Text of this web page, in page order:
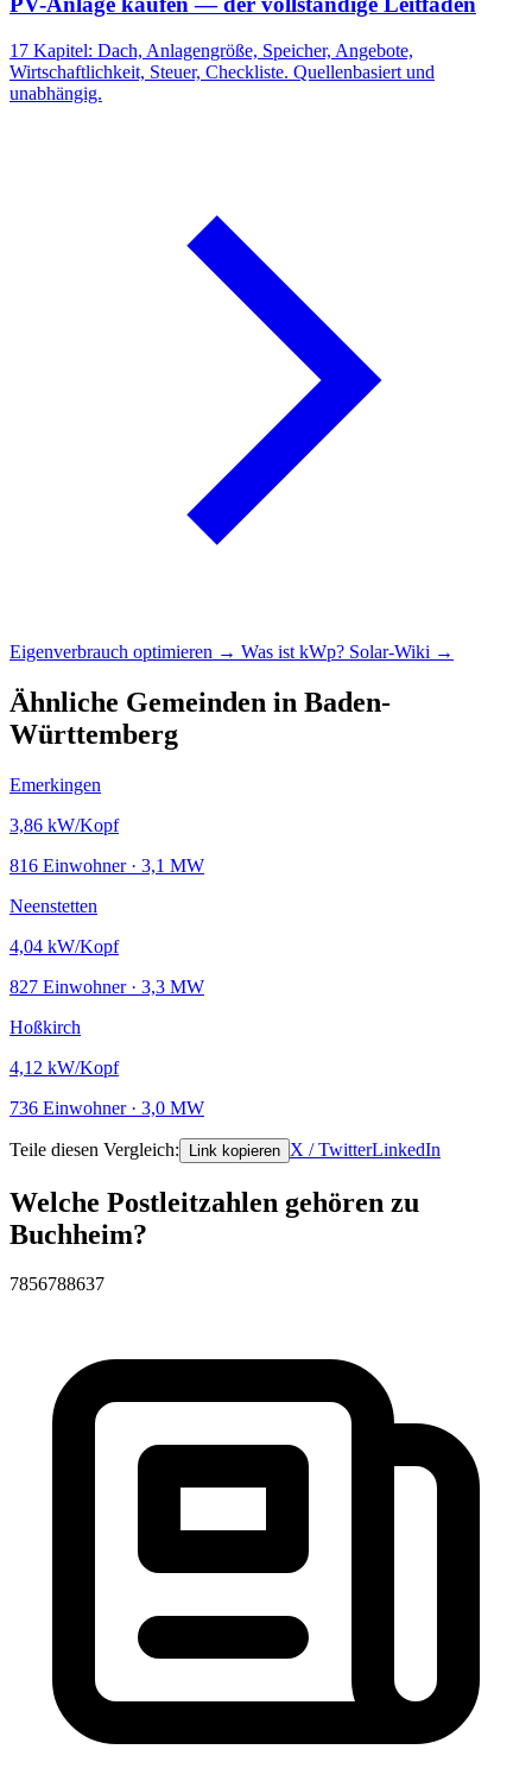
17 Kapitel: Dach, Anlagengröße, Speicher, Angebote,
Wirtschaftlichkeit, Steuer, Checkliste. Quellenbasiert und
unabhängig.
Eigenverbrauch optimieren → Was ist kWp? Solar-Wiki →
Ähnliche Gemeinden in Baden-
Württemberg
Emerkingen
3,86 kW/Kopf
816 Einwohner · 3,1 MW
Neenstetten
4,04 kW/Kopf
827 Einwohner · 3,3 MW
Hoßkirch
4,12 kW/Kopf
736 Einwohner · 3,0 MW
Teile diesen Vergleich: Link kopieren X / TwitterLinkedIn
Welche Postleitzahlen gehören zu
Buchheim?
7856788637